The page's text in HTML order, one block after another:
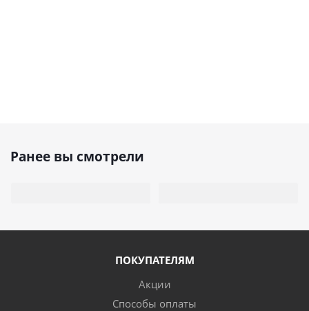
Ранее вы смотрели
ПОКУПАТЕЛЯМ
Акции
Способы оплаты